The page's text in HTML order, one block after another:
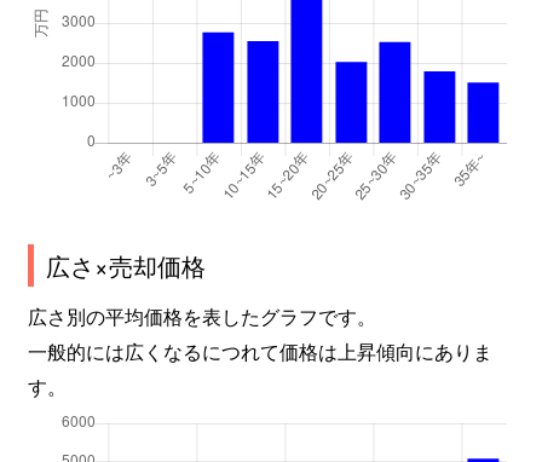
広さ×売却価格
広さ別の平均価格を表したグラフです。
一般的には広くなるにつれて価格は上昇傾向にありま
す。